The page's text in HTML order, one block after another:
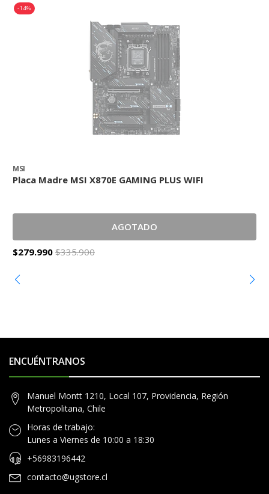
-14%
MSI
Placa Madre MSI X870E GAMING PLUS WIFI
AGOTADO
$279.990 $335.900
ENCUÉNTRANOS
Manuel Montt 1210, Local 107, Providencia, Región
Metropolitana, Chile
Horas de trabajo:
Lunes a Viernes de 10:00 a 18:30
+56983196442
contacto@ugstore.cl